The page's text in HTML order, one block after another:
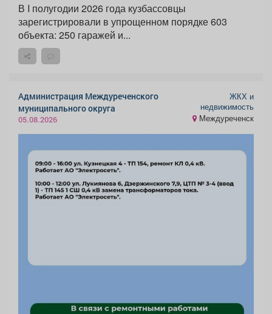
В I полугодии 2026 года кузбассовцы
зарегистрировали в упрощенном порядке 603
объекта: 250 гаражей и...
Администрация Междуреченского
муниципального округа
05.08.2026
ЖКХ и
недвижимость
Междуреченск